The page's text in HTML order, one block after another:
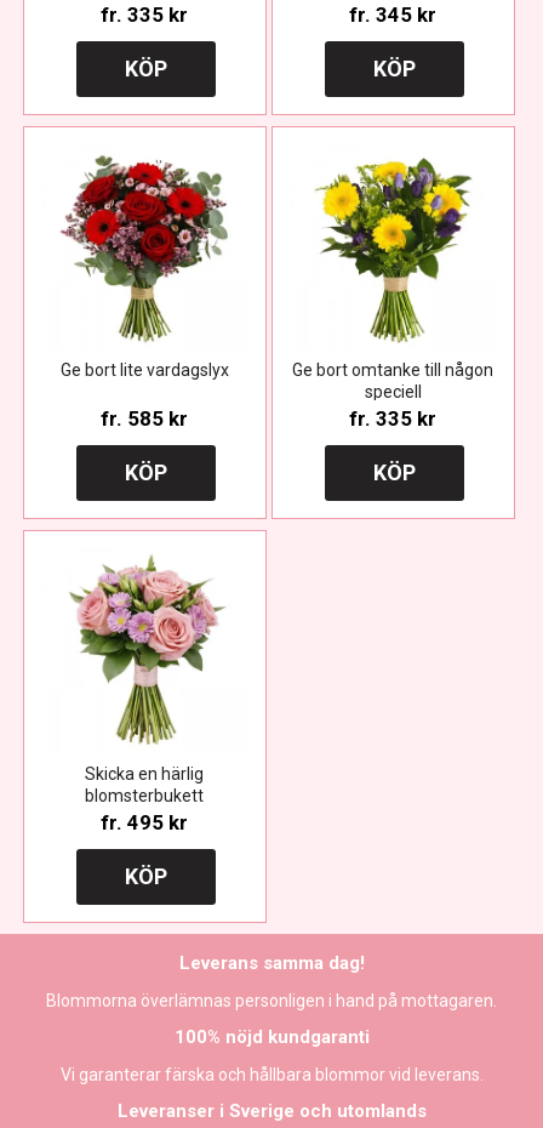
fr. 335 kr
KÖP
fr. 345 kr
KÖP
Ge bort lite vardagslyx
fr. 585 kr
KÖP
Ge bort omtanke till någon
speciell
fr. 335 kr
KÖP
Skicka en härlig
blomsterbukett
fr. 495 kr
KÖP
Leverans samma dag!
Blommorna överlämnas personligen i hand på mottagaren.
100% nöjd kundgaranti
Vi garanterar färska och hållbara blommor vid leverans.
Leveranser i Sverige och utomlands